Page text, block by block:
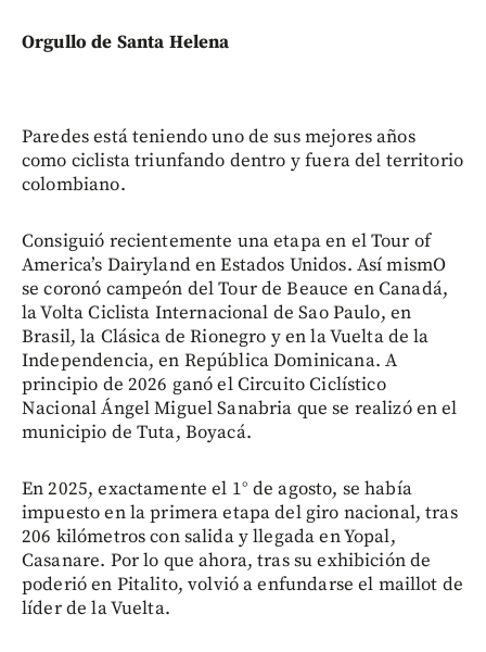
Orgullo de Santa Helena
Paredes está teniendo uno de sus mejores años
como ciclista triunfando dentro y fuera del territorio
colombiano.
Consiguió recientemente una etapa en el Tour of
America’s Dairyland en Estados Unidos. Así mismO
se coronó campeón del Tour de Beauce en Canadá,
la Volta Ciclista Internacional de Sao Paulo, en
Brasil, la Clásica de Rionegro y en la Vuelta de la
Independencia, en República Dominicana. A
principio de 2026 ganó el Circuito Ciclístico
Nacional Ángel Miguel Sanabria que se realizó en el
municipio de Tuta, Boyacá.
En 2025, exactamente el 1° de agosto, se había
impuesto en la primera etapa del giro nacional, tras
206 kilómetros con salida y llegada en Yopal,
Casanare. Por lo que ahora, tras su exhibición de
poderió en Pitalito, volvió a enfundarse el maillot de
líder de la Vuelta.